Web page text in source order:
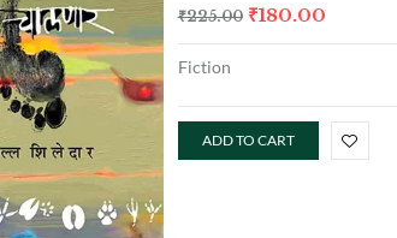
₹225.00 ₹180.00
Fiction
ADD TO CART